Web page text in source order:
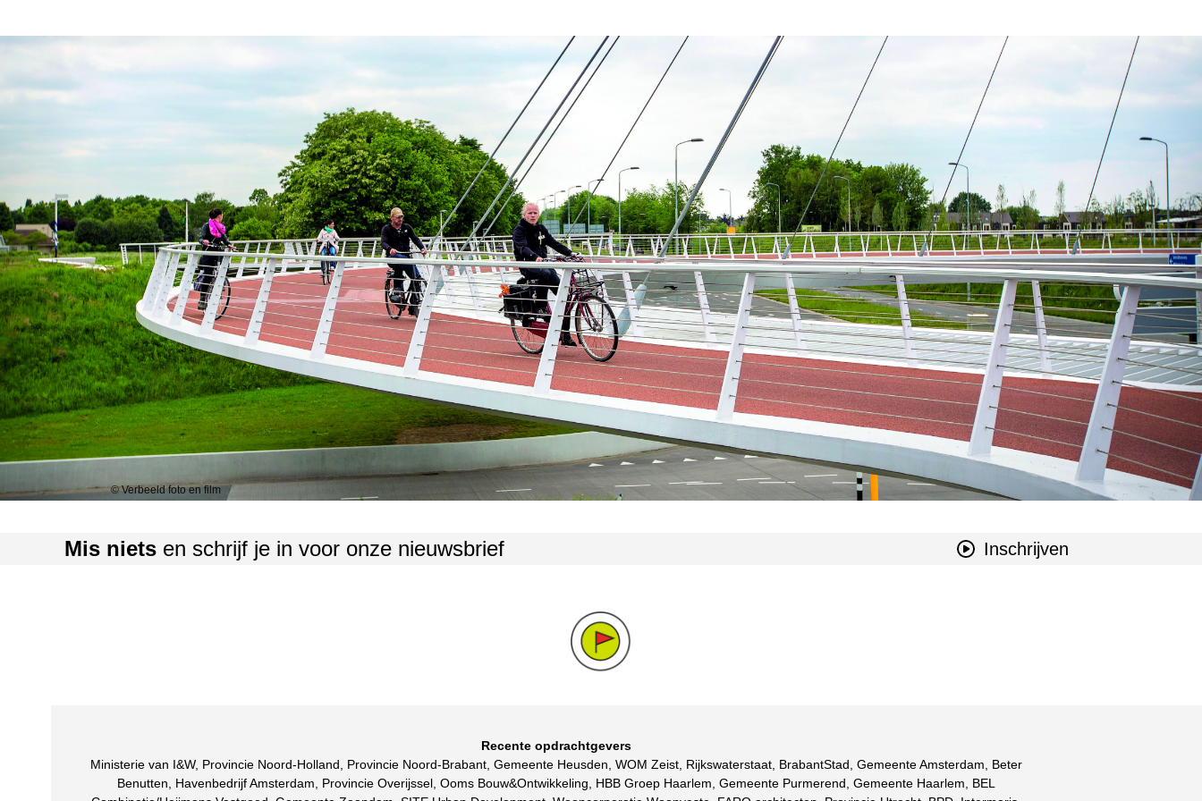
Beaumont vindt ruimte voor verandering
© Verbeeld foto en film
Mis niets en schrijf je in voor onze nieuwsbrief Inschrijven
Recente opdrachtgevers
Ministerie van I&W, Provincie Noord-Holland, Provincie Noord-Brabant, Gemeente Heusden, WOM Zeist, Rijkswaterstaat, BrabantStad, Gemeente Amsterdam, Beter
Benutten, Havenbedrijf Amsterdam, Provincie Overijssel, Ooms Bouw&Ontwikkeling, HBB Groep Haarlem, Gemeente Purmerend, Gemeente Haarlem, BEL